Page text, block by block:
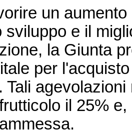
un aumento
sviluppo e il
la Giunta
per
Tali
il 25%